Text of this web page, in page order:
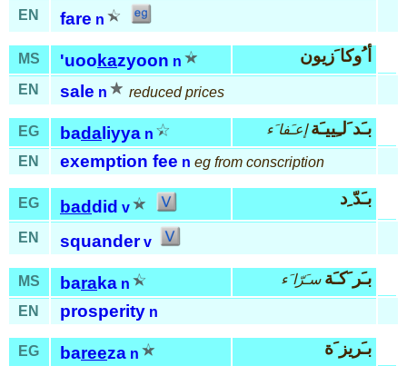
EN fare n
MS 'uoo kazyoon n أ ُوكا َزيون
EN sale n reduced prices
EG bada liyya n بـَد َلـِييـَة إعـَفا َء
EN exemption fee n eg from conscription
EG baddid v بـَدّ ِد
EN squander v
MS baraka n بـَر َكـَة سـَرّا َء
EN prosperity n
EG bareeza n بـَريز َة